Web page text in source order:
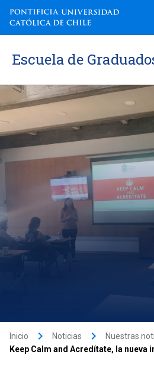
Escuela de
Inicio keyboard_arrow_right Noticias keyboard_arrow_right Nuestras
Keep Calm and Acredítate, la nueva